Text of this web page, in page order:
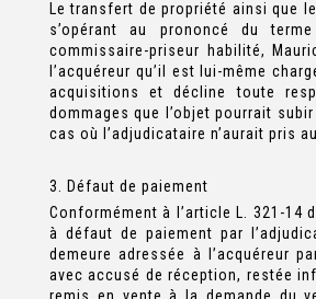
Le transfert de propriété ainsi que
s’opérant au prononcé du
commissaire-priseur habilité,
l’acquéreur qu’il est lui-même
acquisitions et décline toute
dommages que l’objet pourrait
cas où l’adjudicataire n’aurait pris
3. Défaut de paiement
Conformément à l’article L. 321-14
à défaut de paiement par
demeure adressée à l’acquéreur
avec accusé de réception, restée